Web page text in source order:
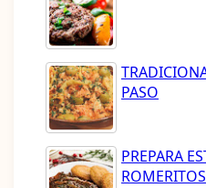
PASO
PREPARA
ROMERITOS